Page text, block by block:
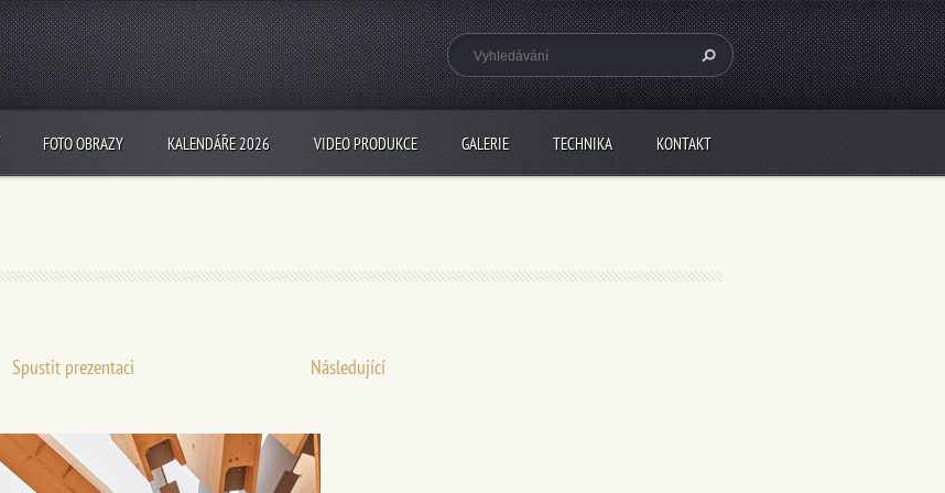
FOTO OBRAZY KALENDÁŘE 2026 VIDEO PRODUKCE GALERIE TECHNIKA KONTAKT
Spustit prezentaci Následující